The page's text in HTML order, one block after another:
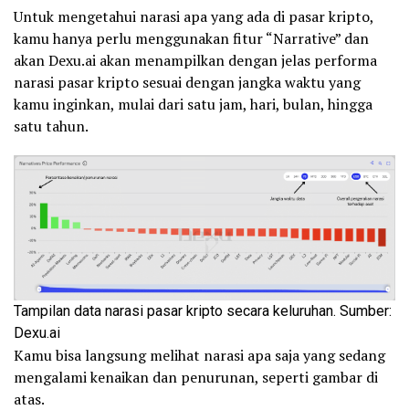
Untuk mengetahui narasi apa yang ada di pasar kripto,
kamu hanya perlu menggunakan fitur “Narrative” dan
akan Dexu.ai akan menampilkan dengan jelas performa
narasi pasar kripto sesuai dengan jangka waktu yang
kamu inginkan, mulai dari satu jam, hari, bulan, hingga
satu tahun.
Tampilan data narasi pasar kripto secara keluruhan. Sumber:
Dexu.ai
Kamu bisa langsung melihat narasi apa saja yang sedang
mengalami kenaikan dan penurunan, seperti gambar di
atas.